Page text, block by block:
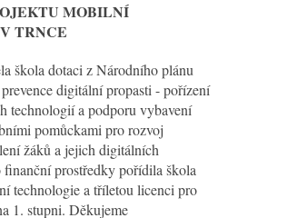
MOBILNÍ
TRNCE
škola dotaci z Národního plánu
digitální propasti - pořízení
technologií a podporu vybavení
pomůckami pro rozvoj
žáků a jejich digitálních
prostředky pořídila škola
technologie a tříletou licenci pro
1. stupni. Děkujeme